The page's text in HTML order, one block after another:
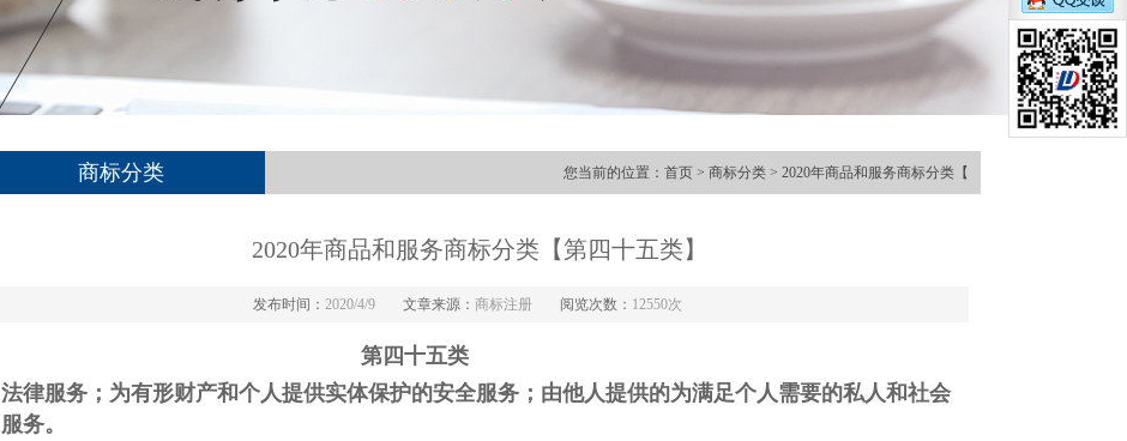
您当前的位置： 首页 > 商标分类 > 2020年商品和服务商标分类【
商标分类
2020年商品和服务商标分类【第四十五类】
发布时间： 2020/4/9 文章来源： 商标注册 阅览次数： 12550次
第四十五类
法律服务；为有形财产和个人提供实体保护的安全服务；由他人提供的为满足个人需要的私人和社会
服务。